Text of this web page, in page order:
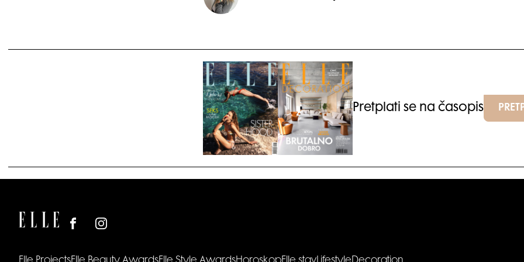
Pretplati se na časopis